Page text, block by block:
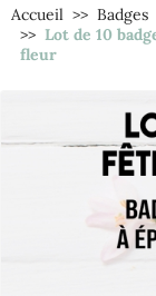
Accueil Badges
Lot de 10
fleur